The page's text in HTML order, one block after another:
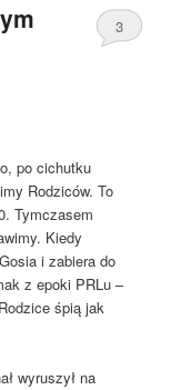
3
po cichutku
Rodziców. To
Tymczasem
Kiedy
i zabiera do
z epoki PRLu –
śpią jak
wyruszył na